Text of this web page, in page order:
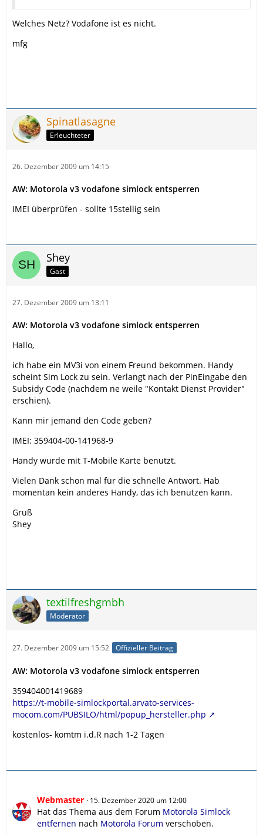
Welches Netz? Vodafone ist es nicht.
mfg
Spinatlasagne
Erleuchteter
26. Dezember 2009 um 14:15
AW: Motorola v3 vodafone simlock entsperren
IMEI überprüfen - sollte 15stellig sein
Shey
Gast
27. Dezember 2009 um 13:11
AW: Motorola v3 vodafone simlock entsperren
Hallo,
ich habe ein MV3i von einem Freund bekommen. Handy
scheint Sim Lock zu sein. Verlangt nach der PinEingabe den
Subsidy Code (nachdem ne weile "Kontakt Dienst Provider"
erschien).
Kann mir jemand den Code geben?
IMEI: 359404-00-141968-9
Handy wurde mit T-Mobile Karte benutzt.
Vielen Dank schon mal für die schnelle Antwort. Hab
momentan kein anderes Handy, das ich benutzen kann.
Gruß
Shey
textilfreshgmbh
Moderator
27. Dezember 2009 um 15:52 Offizieller Beitrag
AW: Motorola v3 vodafone simlock entsperren
359404001419689
https://t-mobile-simlockportal.arvato-services-
mocom.com/PUBSILO/html/popup_hersteller.php
kostenlos- komtm i.d.R nach 1-2 Tagen
Webmaster 15. Dezember 2020 um 12:00
Hat das Thema aus dem Forum Motorola Simlock
entfernen nach Motorola Forum verschoben.